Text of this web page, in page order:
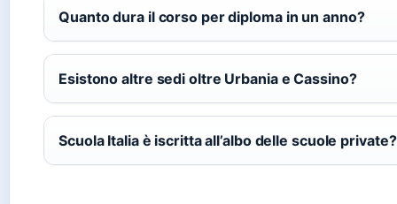
Quanto dura il corso per diploma in un anno?
Esistono altre sedi oltre Urbania e Cassino?
Scuola Italia è iscritta all’albo delle scuole private?